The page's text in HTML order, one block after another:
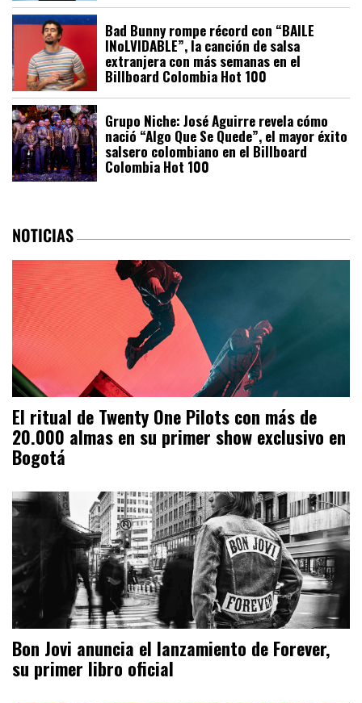
Bad Bunny rompe récord con “BAILE
INoLVIDABLE”, la canción de salsa
extranjera con más semanas en el
Billboard Colombia Hot 100
Grupo Niche: José Aguirre revela cómo
nació “Algo Que Se Quede”, el mayor éxito
salsero colombiano en el Billboard
Colombia Hot 100
NOTICIAS
El ritual de Twenty One Pilots con más de
20.000 almas en su primer show exclusivo en
Bogotá
Bon Jovi anuncia el lanzamiento de Forever,
su primer libro oficial